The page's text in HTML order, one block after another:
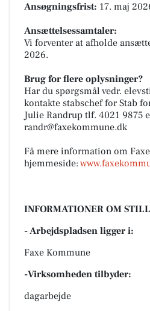
Ansøgningsfrist: 17. maj
Ansættelsessamtaler:
Vi forventer at afholde
2026.
Brug for flere oplysninger?
Har du spørgsmål vedr.
kontakte stabschef for Stab
Julie Randrup tlf. 4021 9875
randr@faxekommune.dk
Få mere information om
hjemmeside:
INFORMATIONER OM
- Arbejdspladsen ligger i:
Faxe Kommune
-Virksomheden tilbyder:
dagarbejde